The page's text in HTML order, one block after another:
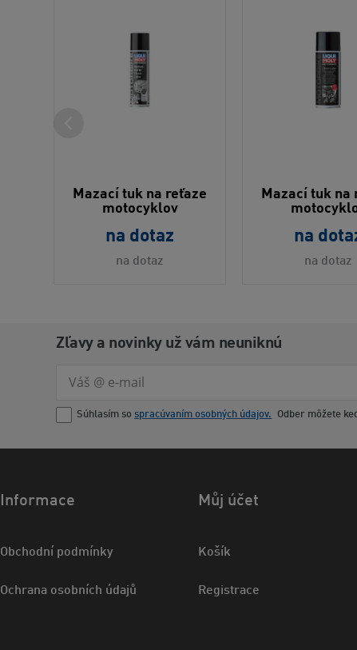
Mazací tuk na reťaze
motocyklov
na dotaz
na dotaz
Mazací tuk na
na
na dotaz
Zľavy a novinky už vám neuniknú
Súhlasím so spracúvaním osobných údajov. Odber môžete
Informace
Obchodní podmínky
Ochrana osobních údajů
Můj účet
Košík
Registrace